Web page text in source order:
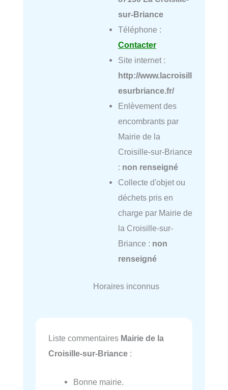
sur-Briance
Téléphone :
Contacter
Site internet :
http://www.lacroisill
esurbriance.fr/
Enlèvement des
encombrants par
Mairie de la
Croisille-sur-Briance
: non renseigné
Collecte d'objet ou
déchets pris en
charge par Mairie de
la Croisille-sur-
Briance : non
renseigné
Horaires inconnus
Liste commentaires Mairie de la
Croisille-sur-Briance :
Bonne mairie.